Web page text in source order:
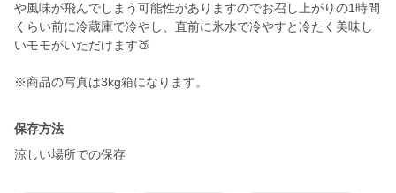
や風味が飛んでしまう可能性がありますのでお召し上がりの1時間
くらい前に冷蔵庫で冷やし、直前に氷水で冷やすと冷たく美味し
いモモがいただけます🍑
※商品の写真は3kg箱になります。
保存方法
涼しい場所での保存